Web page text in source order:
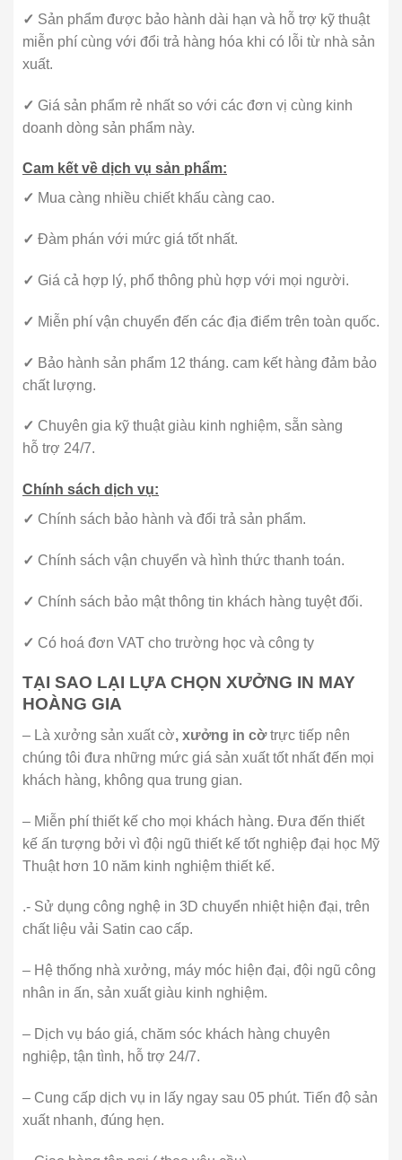
✓ Sản phẩm được bảo hành dài hạn và hỗ trợ kỹ thuật
miễn phí cùng với đổi trả hàng hóa khi có lỗi từ nhà sản
xuất.
✓ Giá sản phẩm rẻ nhất so với các đơn vị cùng kinh
doanh dòng sản phẩm này.
Cam kết về dịch vụ sản phẩm:
✓ Mua càng nhiều chiết khấu càng cao.
✓ Đàm phán với mức giá tốt nhất.
✓ Giá cả hợp lý, phổ thông phù hợp với mọi người.
✓ Miễn phí vận chuyển đến các địa điểm trên toàn quốc.
✓ Bảo hành sản phẩm 12 tháng. cam kết hàng đảm bảo
chất lượng.
✓ Chuyên gia kỹ thuật giàu kinh nghiệm, sẵn sàng
hỗ trợ 24/7.
Chính sách dịch vụ:
✓ Chính sách bảo hành và đổi trả sản phẩm.
✓ Chính sách vận chuyển và hình thức thanh toán.
✓ Chính sách bảo mật thông tin khách hàng tuyệt đối.
✓ Có hoá đơn VAT cho trường học và công ty
TẠI SAO LẠI LỰA CHỌN XƯỞNG IN MAY
HOÀNG GIA
– Là xưởng sản xuất cờ, xưởng in cờtrực tiếp nên
chúng tôi đưa những mức giá sản xuất tốt nhất đến mọi
khách hàng, không qua trung gian.
– Miễn phí thiết kế cho mọi khách hàng. Đưa đến thiết
kế ấn tượng bởi vì đội ngũ thiết kế tốt nghiệp đại học Mỹ
Thuật hơn 10 năm kinh nghiệm thiết kế.
.- Sử dụng công nghệ in 3D chuyển nhiệt hiện đại, trên
chất liệu vải Satin cao cấp.
– Hệ thống nhà xưởng, máy móc hiện đại, đội ngũ công
nhân in ấn, sản xuất giàu kinh nghiệm.
– Dịch vụ báo giá, chăm sóc khách hàng chuyên
nghiệp, tận tình, hỗ trợ 24/7.
– Cung cấp dịch vụ in lấy ngay sau 05 phút. Tiến độ sản
xuất nhanh, đúng hẹn.